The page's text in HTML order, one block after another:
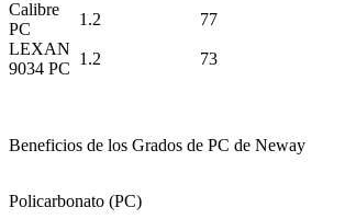
Calibre
PC
1.2 77
LEXAN
9034 PC
1.2 73
Beneficios de los Grados de PC de Neway
Policarbonato (PC)